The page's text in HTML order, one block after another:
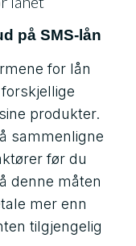
på SMS-lån
for lån
produkter.
sammenligne
før du
denne måten
mer enn
tilgjengelig